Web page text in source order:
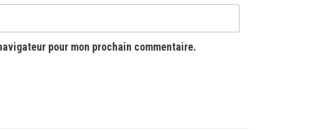
pour mon prochain commentaire.